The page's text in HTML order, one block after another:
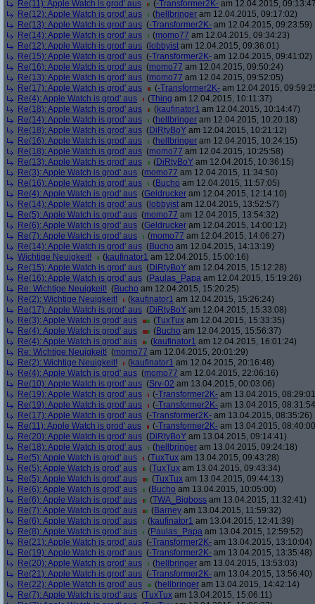
Re(11): Apple Watch is grod' aus
(-Transformer2K- am 12.04.2015,
Re(12): Apple Watch is grod' aus
(hellbringer am 12.04.2015, 09:17:02)
Re(13): Apple Watch is grod' aus (-Transformer2K- am 12.04.2015, 09:23:59)
Re(14): Apple Watch is grod' aus
(momo77 am 12.04.2015, 09:34:23)
Re(12): Apple Watch is grod' aus ( lobbyist am 12.04.2015, 09:36:01)
Re(15): Apple Watch is grod' aus (-Transformer2K- am 12.04.2015, 09:41:02)
Re(16): Apple Watch is grod' aus (momo77 am 12.04.2015, 09:50:24)
Re(13): Apple Watch is grod' aus (momo77 am 12.04.2015, 09:52:05)
Re(17): Apple Watch is grod' aus
(-Transformer2K- am 12.04.2015,
Re(4): Apple Watch is grod' aus
(Thing am 12.04.2015, 10:11:37)
Re(18): Apple Watch is grod' aus
(kaufinator1 am 12.04.2015, 10:14:47)
Re(14): Apple Watch is grod' aus
(hellbringer am 12.04.2015, 10:20:18)
Re(18): Apple Watch is grod' aus (DiRtyBoY am 12.04.2015, 10:21:12)
Re(16): Apple Watch is grod' aus
(hellbringer am 12.04.2015, 10:24:15)
Re(18): Apple Watch is grod' aus (momo77 am 12.04.2015, 10:25:58)
Re(13): Apple Watch is grod' aus
(DiRtyBoY am 12.04.2015, 10:36:15)
Re(3): Apple Watch is grod' aus (momo77 am 12.04.2015, 11:34:50)
Re(16): Apple Watch is grod' aus
(Bucho am 12.04.2015, 11:57:05)
Re(4): Apple Watch is grod' aus (Geldrucker am 12.04.2015, 12:14:10)
Re(14): Apple Watch is grod' aus ( lobbyist am 12.04.2015, 13:52:57)
Re(5): Apple Watch is grod' aus (momo77 am 12.04.2015, 13:54:32)
Re(6): Apple Watch is grod' aus (Geldrucker am 12.04.2015, 14:00:12)
Re(7): Apple Watch is grod' aus
(momo77 am 12.04.2015, 14:06:27)
Re(14): Apple Watch is grod' aus (Bucho am 12.04.2015, 14:13:19)
Wichtige Neuigkeit!
(kaufinator1 am 12.04.2015, 15:00:16)
Re(15): Apple Watch is grod' aus (DiRtyBoY am 12.04.2015, 15:12:28)
Re(16): Apple Watch is grod' aus (Paulas_Papa am 12.04.2015, 15:19:26)
Re: Wichtige Neuigkeit! (Bucho am 12.04.2015, 15:20:25)
Re(2): Wichtige Neuigkeit!
(kaufinator1 am 12.04.2015, 15:26:24)
Re(17): Apple Watch is grod' aus (DiRtyBoY am 12.04.2015, 15:33:08)
Re(3): Apple Watch is grod' aus
(TuxTux am 12.04.2015, 15:33:35)
Re(4): Apple Watch is grod' aus
(Bucho am 12.04.2015, 15:56:37)
Re(4): Apple Watch is grod' aus
(kaufinator1 am 12.04.2015, 16:01:24)
Re: Wichtige Neuigkeit! (momo77 am 12.04.2015, 20:01:29)
Re(2): Wichtige Neuigkeit!
(kaufinator1 am 12.04.2015, 20:16:48)
Re(4): Apple Watch is grod' aus (momo77 am 12.04.2015, 22:06:16)
Re(10): Apple Watch is grod' aus (Srv-02 am 13.04.2015, 00:03:06)
Re(19): Apple Watch is grod' aus
(-Transformer2K- am 13.04.2015,
Re(19): Apple Watch is grod' aus
(-Transformer2K- am 13.04.2015,
Re(17): Apple Watch is grod' aus (-Transformer2K- am 13.04.2015, 08:35:26)
Re(11): Apple Watch is grod' aus
(-Transformer2K- am 13.04.2015,
Re(20): Apple Watch is grod' aus (DiRtyBoY am 13.04.2015, 09:14:41)
Re(18): Apple Watch is grod' aus
(hellbringer am 13.04.2015, 09:24:18)
Re(5): Apple Watch is grod' aus
(TuxTux am 13.04.2015, 09:43:28)
Re(5): Apple Watch is grod' aus
(TuxTux am 13.04.2015, 09:43:34)
Re(5): Apple Watch is grod' aus
(TuxTux am 13.04.2015, 09:44:13)
Re(6): Apple Watch is grod' aus
(Bucho am 13.04.2015, 10:05:00)
Re(6): Apple Watch is grod' aus
(TWA_Bigboss am 13.04.2015, 11:32:41)
Re(7): Apple Watch is grod' aus
(Barney am 13.04.2015, 11:59:32)
Re(6): Apple Watch is grod' aus
(kaufinator1 am 13.04.2015, 12:41:39)
Re(8): Apple Watch is grod' aus
(Paulas_Papa am 13.04.2015, 12:59:52)
Re(21): Apple Watch is grod' aus (-Transformer2K- am 13.04.2015, 13:10:04)
Re(19): Apple Watch is grod' aus (-Transformer2K- am 13.04.2015, 13:35:48)
Re(20): Apple Watch is grod' aus
(hellbringer am 13.04.2015, 13:53:03)
Re(21): Apple Watch is grod' aus (-Transformer2K- am 13.04.2015, 13:56:40)
Re(22): Apple Watch is grod' aus
(hellbringer am 13.04.2015, 14:42:14)
Re(7): Apple Watch is grod' aus (TuxTux am 13.04.2015, 15:06:11)